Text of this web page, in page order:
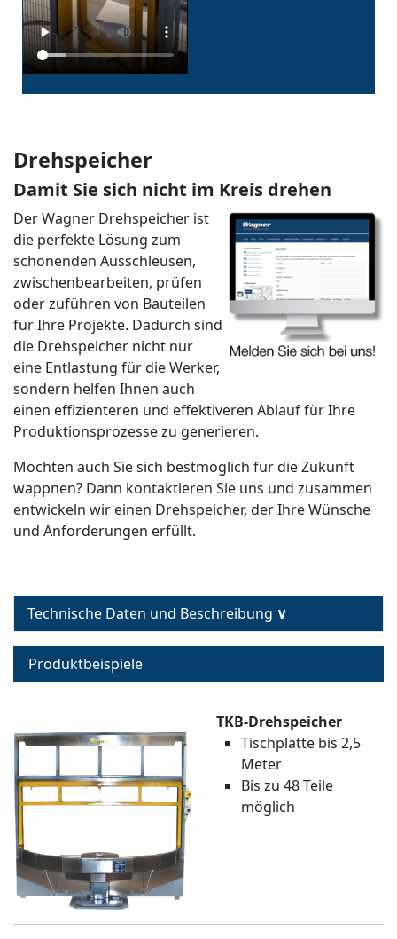
Drehspeicher
Damit Sie sich nicht im Kreis drehen
Der Wagner Drehspeicher ist
die perfekte Lösung zum
schonenden Ausschleusen,
zwischenbearbeiten, prüfen
oder zuführen von Bauteilen
für Ihre Projekte. Dadurch sind
die Drehspeicher nicht nur
eine Entlastung für die Werker,
sondern helfen Ihnen auch
einen effizienteren und effektiveren Ablauf für Ihre
Produktionsprozesse zu generieren.
Möchten auch Sie sich bestmöglich für die Zukunft
wappnen? Dann kontaktieren Sie uns und zusammen
entwickeln wir einen Drehspeicher, der Ihre Wünsche
und Anforderungen erfüllt.
Technische Daten und Beschreibung ∨
Produktbeispiele
TKB-Drehspeicher
Tischplatte bis 2,5
Meter
Bis zu 48 Teile
möglich